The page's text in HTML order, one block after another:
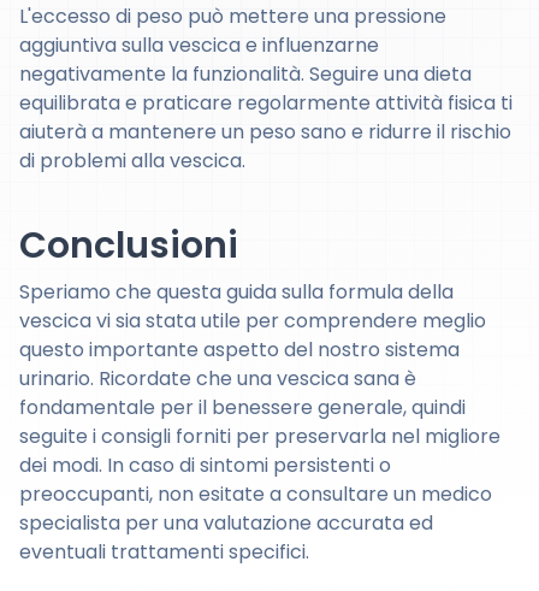
L'eccesso di peso può mettere una pressione
aggiuntiva sulla vescica e influenzarne
negativamente la funzionalità. Seguire una dieta
equilibrata e praticare regolarmente attività fisica ti
aiuterà a mantenere un peso sano e ridurre il rischio
di problemi alla vescica.
Conclusioni
Speriamo che questa guida sulla formula della
vescica vi sia stata utile per comprendere meglio
questo importante aspetto del nostro sistema
urinario. Ricordate che una vescica sana è
fondamentale per il benessere generale, quindi
seguite i consigli forniti per preservarla nel migliore
dei modi. In caso di sintomi persistenti o
preoccupanti, non esitate a consultare un medico
specialista per una valutazione accurata ed
eventuali trattamenti specifici.